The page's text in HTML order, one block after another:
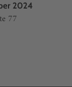
2024
77